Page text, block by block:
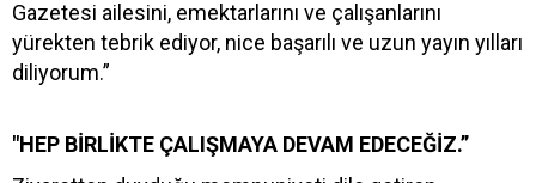
Gazetesi ailesini, emektarlarını ve çalışanlarını
yürekten tebrik ediyor, nice başarılı ve uzun yayın yılları
diliyorum.”
"HEP BİRLİKTE ÇALIŞMAYA DEVAM EDECEĞİZ.”